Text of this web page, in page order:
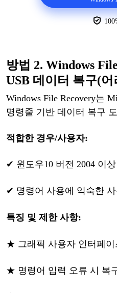
방법 2. Windows
USB 데이터 복구(어
Windows File Recovery는
명령줄 기반 데이터 복구
적합한 경우/사용자:
✔ 윈도우10 버전 2004 이상
✔ 명령어 사용에 익숙한
특징 및 제한 사항:
★ 그래픽 사용자 인터페이
★ 명령어 입력 오류 시 복